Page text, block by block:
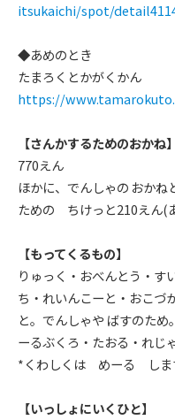
itsukaichi/spot/
◆あめのとき
たまろくとかがくかん
https://
【さんかするためのおかね】
770えん
ほかに、でんしゃの おか
ための ちけっと210えん(
【もってくるもの】
りゅっく・おべんとう・す
ち・れいんこーと・おこづ
と。でんしゃや ばすのた
ーるぶくろ・たおる・れじ
*くわしくは めーる しま
【いっしょにいくひと】